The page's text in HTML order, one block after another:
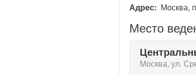
Адрес: Москва,
Место
Москва, ул.